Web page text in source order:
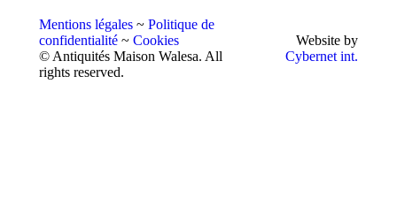
Mentions légales ~ Politique de
confidentialité ~ Cookies
© Antiquités Maison Walesa. All
rights reserved.
Website by
Cybernet int.